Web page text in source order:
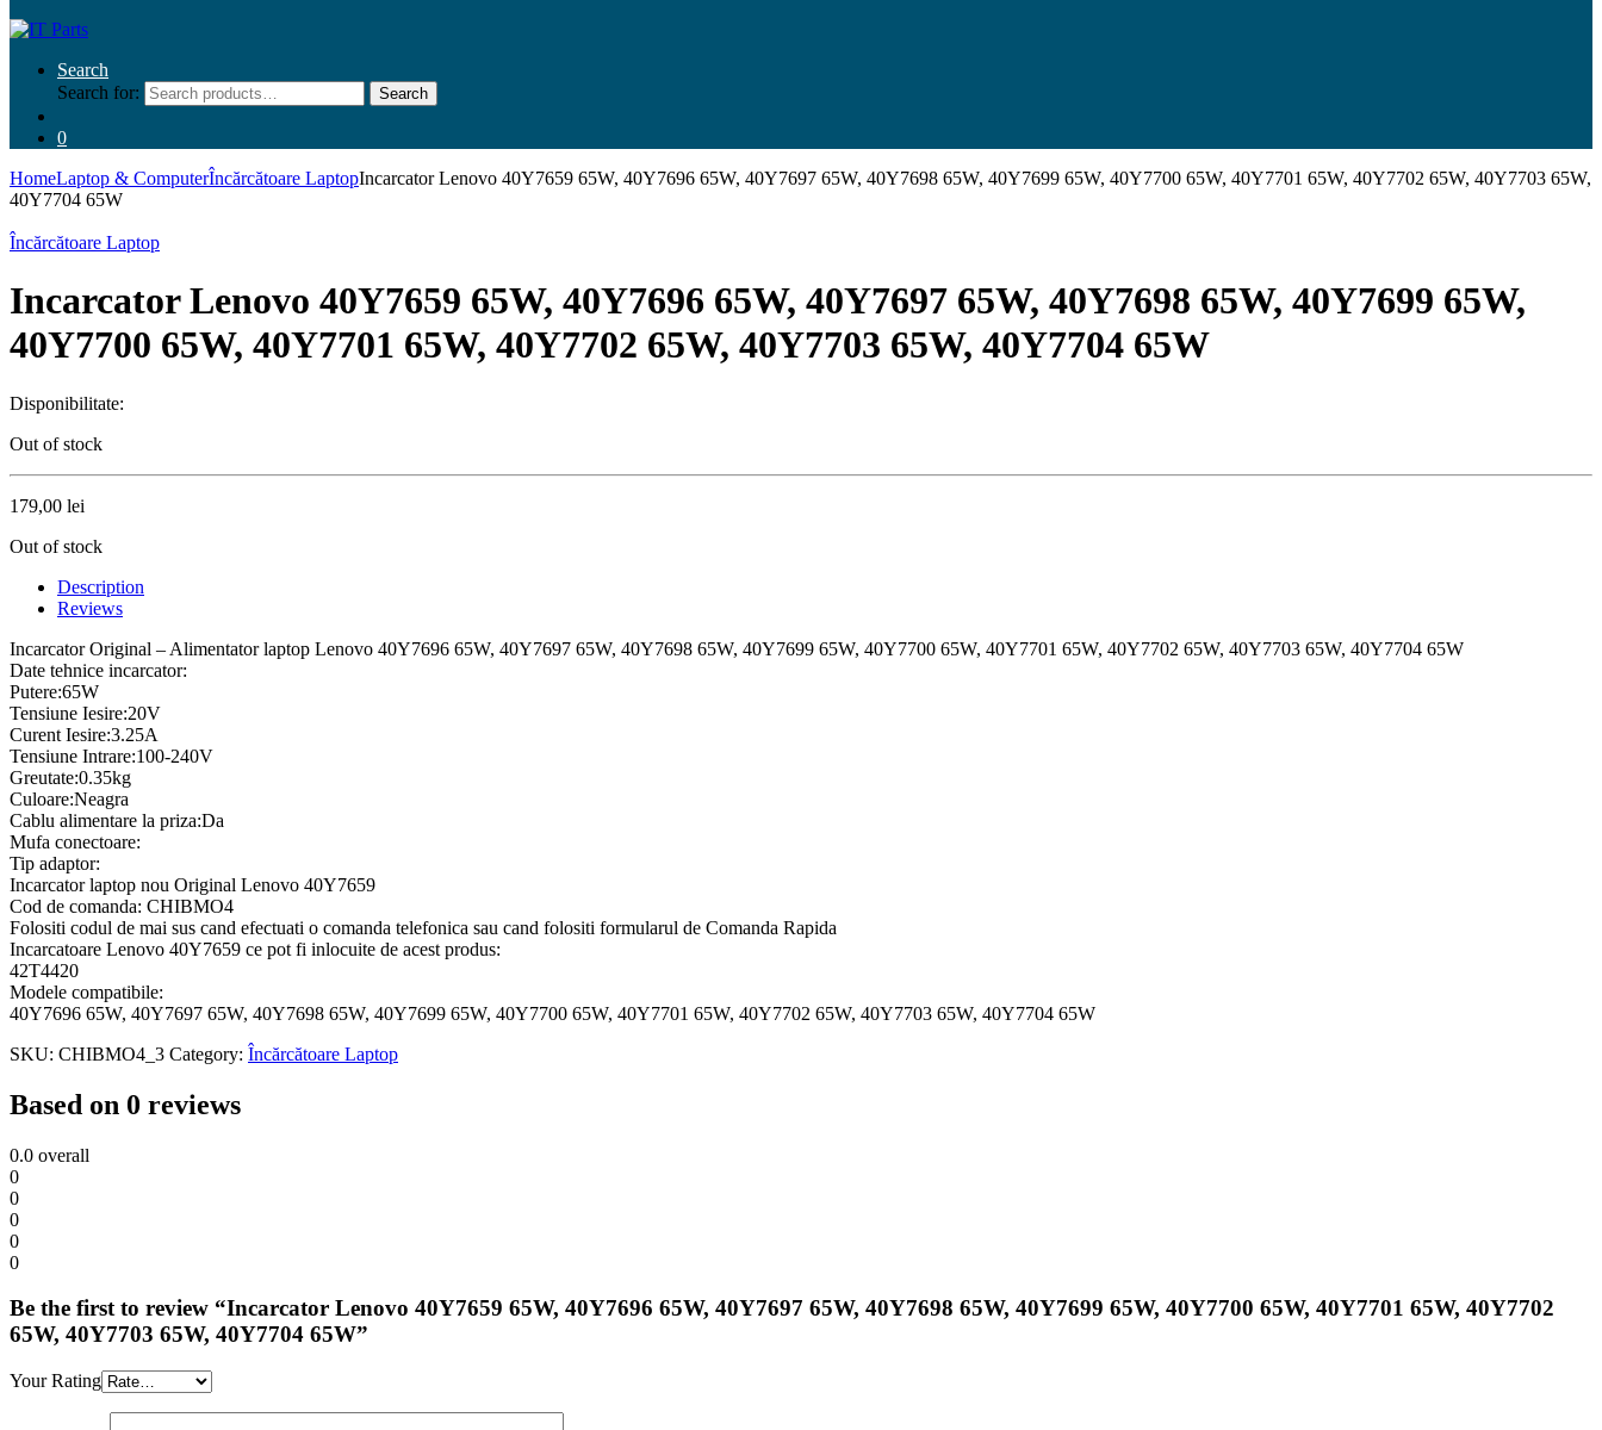
Search
Search for:
Search
0
HomeLaptop & ComputerÎncărcătoare LaptopIncarcator Lenovo 40Y7659 65W, 40Y7696 65W, 40Y7697 65W, 40Y7698 65W, 40Y7699 65W, 40Y7700 65W, 40Y7701 65W, 40Y7702 65W, 40Y7703 65W,
40Y7704 65W
Încărcătoare Laptop
Incarcator Lenovo 40Y7659 65W, 40Y7696 65W, 40Y7697 65W, 40Y7698 65W, 40Y7699 65W,
40Y7700 65W, 40Y7701 65W, 40Y7702 65W, 40Y7703 65W, 40Y7704 65W
Disponibilitate:
Out of stock
179,00 lei
Out of stock
Description
Reviews
Incarcator Original – Alimentator laptop Lenovo 40Y7696 65W, 40Y7697 65W, 40Y7698 65W, 40Y7699 65W, 40Y7700 65W, 40Y7701 65W, 40Y7702 65W, 40Y7703 65W, 40Y7704 65W
Date tehnice incarcator:
Putere:65W
Tensiune Iesire:20V
Curent Iesire:3.25A
Tensiune Intrare:100-240V
Greutate:0.35kg
Culoare:Neagra
Cablu alimentare la priza:Da
Mufa conectoare:
Tip adaptor:
Incarcator laptop nou Original Lenovo 40Y7659
Cod de comanda: CHIBMO4
Folositi codul de mai sus cand efectuati o comanda telefonica sau cand folositi formularul de Comanda Rapida
Incarcatoare Lenovo 40Y7659 ce pot fi inlocuite de acest produs:
42T4420
Modele compatibile:
40Y7696 65W, 40Y7697 65W, 40Y7698 65W, 40Y7699 65W, 40Y7700 65W, 40Y7701 65W, 40Y7702 65W, 40Y7703 65W, 40Y7704 65W
SKU: CHIBMO4_3 Category: Încărcătoare Laptop
Based on 0 reviews
0.0 overall
0
0
0
0
0
Be the first to review “Incarcator Lenovo 40Y7659 65W, 40Y7696 65W, 40Y7697 65W, 40Y7698 65W, 40Y7699 65W, 40Y7700 65W, 40Y7701 65W, 40Y7702
65W, 40Y7703 65W, 40Y7704 65W”
Your Rating